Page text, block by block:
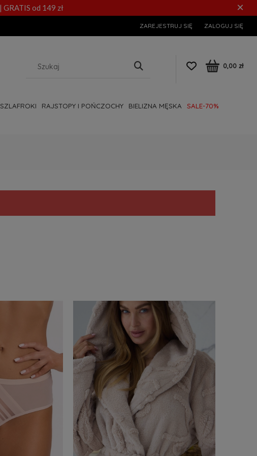
od 149 zł ×
ZAREJESTRUJ SIĘ ZALOGUJ SIĘ
0,00 zł
SZLAFROKI RAJSTOPY I POŃCZOCHY BIELIZNA MĘSKA SALE-70%